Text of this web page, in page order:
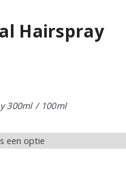
Hairspray
300ml / 100ml